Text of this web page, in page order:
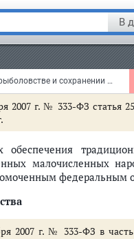
В
Федеральный закон от 20 декабря 2004 г. N 166-ФЗ "О рыболовстве и сохранении водных биологических ресурсов"
традиционного
народов Севера,
участка
и находящихся под
2007 г. № 333-ФЗ статья
обеспечения
малочисленных
федеральным
2007 г. № 333-ФЗ в